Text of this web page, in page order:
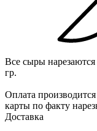
Все сыры
гр.
Оплата
карты по факту
Доставка